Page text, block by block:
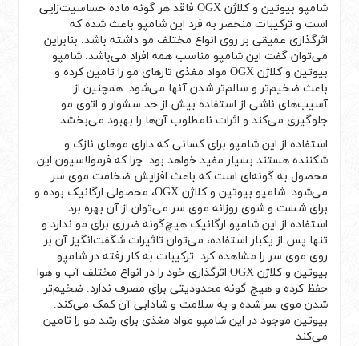
شامپو بیوتین و کلاژن OGX فاقد هر گونه ماده حساسیت‌زایی
است و ترکیبات منحصر به فرد این شامپو باعث شده که
اثرگذاری عمیقی بر روی انواع مختلف مو داشته باشد. بنابراین
می‌توان گفت این شامپو مناسب همه افراد می‌باشد. شامپو
بیوتین و کلاژن OGX مواد مغذی تارهای مو را تامین کرده و
باعث ضخیم‌‌تر و سالم‌‌تر شدن آنها می‌شود. همچنین از
آسیب‌های ناشی از استفاده بیش از حد سشوار و اتوی مو
جلوگیری می‌کند و اثرات نامطلوب آن‌ها را بهبود می‌بخشد.
استفاده از این شامپو برای کسانی که دارای موهای نازک و
شکننده هستند بسیار مفید خواهد بود. چرا که فرمولاسیون این
محصول به گونه‌ای است که باعث افزایش ضخامت موی سر
می‌شود. شامپو بیوتین و کلاژن OGX، محصولی ارگانیک بوده و
برای شست و شوی روزانه موی سر می‌توان از آن بهره برد.
استفاده از این شامپو ارگانیک هیچ‌گونه ضرری برای مو ندارد و
تنها پس از یکبار استفاده، می‌توان تاثیرات شگفت‌انگیز آن بر
روی موی سر را مشاهده کرد. ترکیبات به کار رفته در شامپو
بیوتین و کلاژن OGX اثرگذاری خود را در انواع مختلف آب و هوا
حفظ کرده و هیچ گونه محدودیتی برای مصرف ندارد. ضخیم‌تر
شدن موی سر شده و به سلامت و شادابی آن کمک می‌کند.
بیوتین موجود در این شامپو مواد مغذی برای رشد مو را تامین
می‌کند